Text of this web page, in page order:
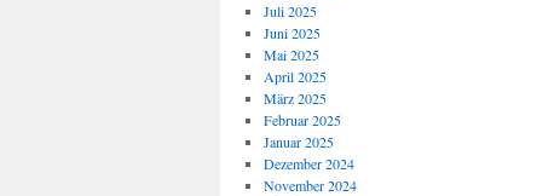
Juli 2025
Juni 2025
Mai 2025
April 2025
März 2025
Februar 2025
Januar 2025
Dezember 2024
November 2024